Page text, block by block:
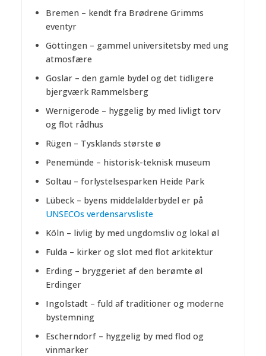
Bremen – kendt fra Brødrene Grimms
eventyr
Göttingen – gammel universitetsby med ung
atmosfære
Goslar – den gamle bydel og det tidligere
bjergværk Rammelsberg
Wernigerode – hyggelig by med livligt torv
og flot rådhus
Rügen – Tysklands største ø
Penemünde – historisk-teknisk museum
Soltau – forlystelsesparken Heide Park
Lübeck – byens middelalderbydel er på
UNSECOs verdensarvsliste
Köln – livlig by med ungdomsliv og lokal øl
Fulda – kirker og slot med flot arkitektur
Erding – bryggeriet af den berømte øl
Erdinger
Ingolstadt – fuld af traditioner og moderne
bystemning
Escherndorf – hyggelig by med flod og
vinmarker